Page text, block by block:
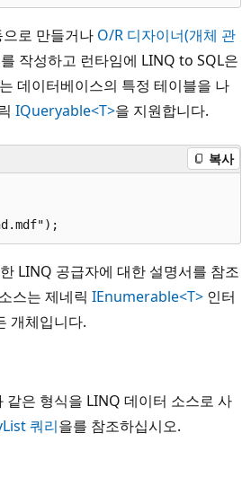
로 만들거나 O/R 디자이너(개체 관
작성하고 런타임에 LINQ to SQL은
데이터베이스의 특정 테이블을 나
IQueryable<T>을 지원합니다.
복사
LINQ 공급자에 대한 설명서를 참조
스는 제네릭 IEnumerable<T> 인터
개체입니다.
같은 형식을 LINQ 데이터 소스로 사
쿼리을를 참조하십시오.